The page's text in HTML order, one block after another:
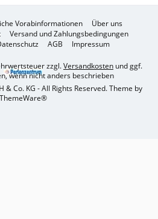
Vorabinformationen
Über uns
Versand und Zahlungsbedingungen
AGB Impressum
zzgl.Versandkosten und ggf.
wenn nicht anders beschrieben
Co. KG - All Rights Reserved. Theme by
ThemeWare®